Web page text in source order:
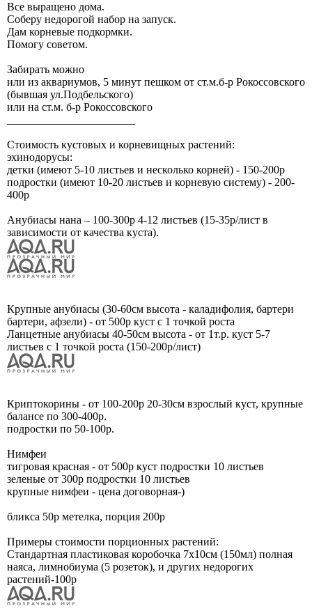
Все выращено дома.
Соберу недорогой набор на запуск.
Дам корневые подкормки.
Помогу советом.
Забирать можно
или из аквариумов, 5 минут пешком от ст.м.б-р Рокоссовского
(бывшая ул.Подбельского)
или на ст.м. б-р Рокоссовского
Стоимость кустовых и корневищных растений:
эхинодорусы:
детки (имеют 5-10 листьев и несколько корней) - 150-200р
подростки (имеют 10-20 листьев и корневую систему) - 200-
400р
Анубиасы нана – 100-300р 4-12 листьев (15-35р/лист в
зависимости от качества куста).
Крупные анубиасы (30-60см высота - каладифолия, бартери
бартери, афзели) - от 500р куст с 1 точкой роста
Ланцетные анубиасы 40-50см высота - от 1т.р. куст 5-7
листьев с 1 точкой роста (150-200р/лист)
Криптокорины - от 100-200р 20-30см взрослый куст, крупные
балансе по 300-400р.
подростки по 50-100р.
Нимфеи
тигровая красная - от 500р куст подростки 10 листьев
зеленые от 300р подростки 10 листьев
крупные нимфеи - цена договорная-)
бликса 50р метелка, порция 200р
Примеры стоимости порционных растений:
Стандартная пластиковая коробочка 7х10см (150мл) полная
наяса, лимнобиума (5 розеток), и других недорогих
растений-100р